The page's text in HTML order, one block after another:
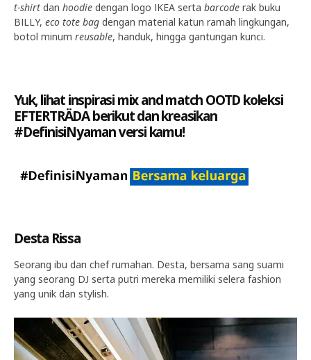
t-shirt dan hoodie dengan logo IKEA serta barcode rak buku
BILLY, eco tote bag dengan material katun ramah lingkungan,
botol minum reusable, handuk, hingga gantungan kunci.
Yuk, lihat inspirasi mix and match OOTD koleksi
EFTERTRÄDA berikut dan kreasikan
#DefinisiNyaman versi kamu!
Desta Rissa
Seorang ibu dan chef rumahan. Desta, bersama sang suami
yang seorang DJ serta putri mereka memiliki selera fashion
yang unik dan stylish.